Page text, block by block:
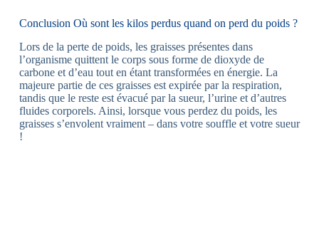
Conclusion Où sont les kilos perdus quand on perd du poids ?
Lors de la perte de poids, les graisses présentes dans
l’organisme quittent le corps sous forme de dioxyde de
carbone et d’eau tout en étant transformées en énergie. La
majeure partie de ces graisses est expirée par la respiration,
tandis que le reste est évacué par la sueur, l’urine et d’autres
fluides corporels. Ainsi, lorsque vous perdez du poids, les
graisses s’envolent vraiment – dans votre souffle et votre sueur
!